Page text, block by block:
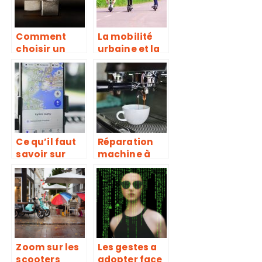
Comment
choisir un
briquet
électrique ?
La mobilité
urbaine et la
connectivité
Ce qu’il faut
savoir sur
Placewithedit
s
Réparation
machine à
café Tassimo
Bosch : les
étapes à
suivre
Zoom sur les
Les gestes a